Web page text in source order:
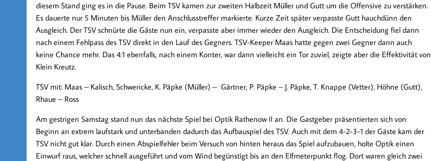
diesem Stand ging es in die Pause. Beim TSV kamen zur zweiten Halbzeit Müller und Gutt um die Offensive zu verstärken.
Es dauerte nur 5 Minuten bis Müller den Anschlusstreffer markierte. Kurze Zeit später verpasste Gutt hauchdünn den
Ausgleich. Der TSV schnürte die Gäste nun ein, verpasste aber immer wieder den Ausgleich. Die Entscheidung fiel dann
nach einem Fehlpass des TSV direkt in den Lauf des Gegners. TSV-Keeper Maas hatte gegen zwei Gegner dann auch
keine Chance mehr. Das 4:1 ebenfalls, nach einem Konter, war dann vielleicht ein Tor zuviel, zeigte aber die Effektivität von
Klein Kreutz.
TSV mit: Maas – Kalisch, Schwericke, K. Päpke (Müller) – Gärtner, P. Päpke – J. Päpke, T. Knappe (Vetter), Höhne (Gutt),
Rhaue – Ross
Am gestrigen Samstag stand nun das nächste Spiel bei Optik Rathenow II an. Die Gastgeber präsentierten sich von
Beginn an extrem laufstark und unterbanden dadurch das Aufbauspiel des TSV. Auch mit dem 4-2-3-1 der Gäste kam der
TSV nicht gut klar. Durch einen Abspielfehler beim Versuch von hinten heraus das Spiel aufzubauen, holte Optik einen
Einwurf raus, welcher schnell ausgeführt und vom Wind begünstigt bis an den Elfmeterpunkt flog. Dort waren gleich zwei